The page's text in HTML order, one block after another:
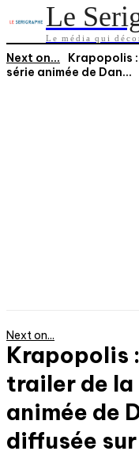
Le
Le média qui
Next on...
Krapopolis
série animée de Dan...
Next on...
Krapopolis
trailer de la
animée de
diffusée sur